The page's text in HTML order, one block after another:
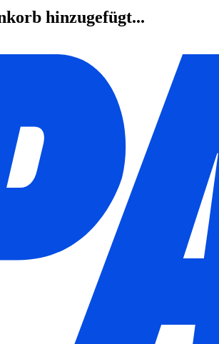
hinzugefügt...